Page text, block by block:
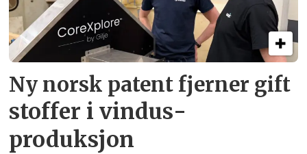
Ny norsk patent fjerner gift­
stoffer i vindus­
produksjon